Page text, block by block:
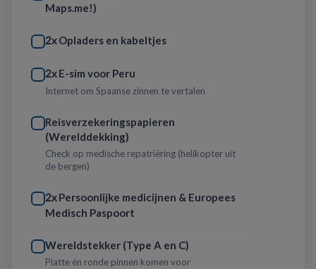
Maps.me!)
2xOpladers en kabeltjes
2xE-sim voor Peru
Internet om Spaanse zinnen te vertalen
Reisverzekeringspapieren
(Werelddekking)
Check op medische repatriëring (helikopter uit
de bergen)
2xPersoonlijke medicijnen & Europees
Medisch Paspoort
Wereldstekker (Type A en C)
Platte én ronde pinnen komen voor